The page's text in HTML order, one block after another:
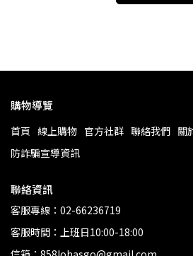
購物導覽
首頁 線上購物 官方社群 聯絡我們 關
防詐騙宣導資訊
聯絡資訊
客服專線：02-66236719
客服時間：上班日10:00-18:00